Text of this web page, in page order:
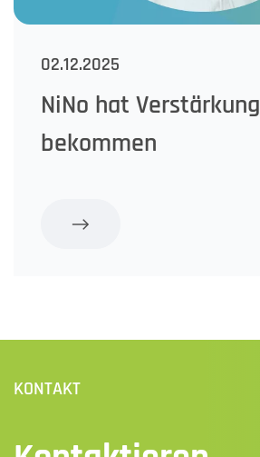
02.12.2025
NiNo hat Verstärkung
bekommen
KONTAKT